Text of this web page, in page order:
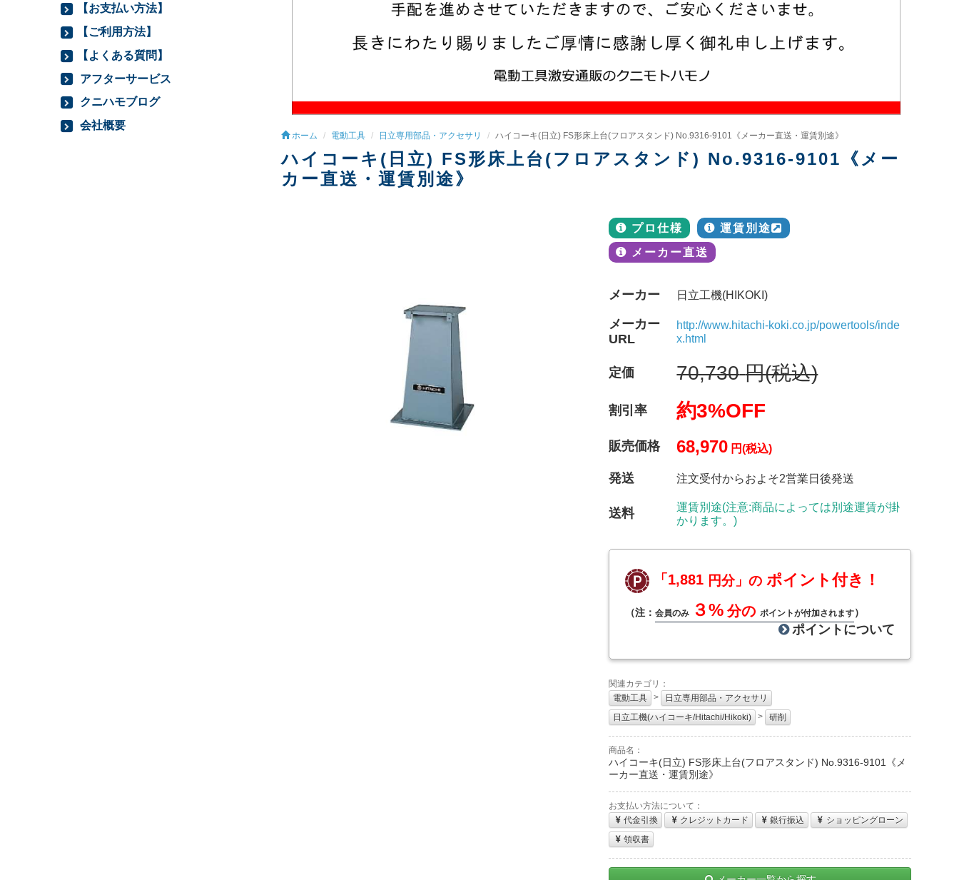
ホーム 電動工具 日立専用部品・アクセサリ ハイコーキ(日立) FS形床上台(フロアスタンド) No.9316-9101《メーカー直送・運賃別途》
ハイコーキ(日立) FS形床上台(フロアスタンド) No.9316-9101《メー
カー直送・運賃別途》
プロ仕様
運賃別途
メーカー直送
メーカー 日立工機(HIKOKI)
メーカー
URL
http://www.hitachi-koki.co.jp/powertools/inde
x.html
定価 70,730 円(税込)
割引率 約3%OFF
販売価格 68,970 円(税込)
発送 注文受付からおよそ2営業日後発送
送料
運賃別途(注意:商品によっては別途運賃が掛
かります。)
「1,881 円分」のポイント付き！
（注： 会員のみ ３% 分のポイントが付加されます）
ポイントについて
関連カテゴリ：
電動工具
>
日立専用部品・アクセサリ
日立工機(ハイコーキ/Hitachi/Hikoki)
> 研削
商品名：
ハイコーキ(日立) FS形床上台(フロアスタンド) No.9316-9101《メ
ーカー直送・運賃別途》
お支払い方法について：
代金引換
クレジットカード 銀行振込
ショッピングローン
領収書
【お支払い方法】
【ご利用方法】
【よくある質問】
アフターサービス
クニハモブログ
会社概要